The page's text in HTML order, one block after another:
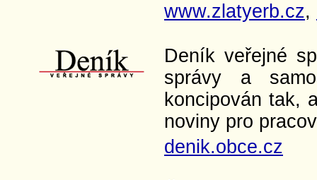
www.zlatyerb.cz,
Deník veřejné
správy a
koncipován tak,
noviny pro
denik.obce.cz